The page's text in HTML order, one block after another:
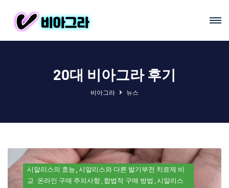
20대 비아그라 후기
비아그라 뉴스
시알리스의 효능 시알리스와 다른 발기부전 치료제 비
교 온라인 구매 주의사항 합법적 구매 방법 시알리스